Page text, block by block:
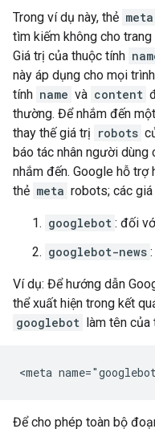
Trong ví dụ này, thẻ meta
tìm kiếm không cho
Giá trị của thuộc tính
này áp dụng cho mọi
tính name và content
thường. Để nhắm đến
thay thế giá trị robots
báo tác nhân người dùng
nhắm đến. Google hỗ trợ
thẻ meta robots; các
googlebot : đối
googlebot-news
Ví dụ: Để hướng dẫn
thể xuất hiện trong kết
googlebot làm tên của
<meta
Để cho phép toàn bộ